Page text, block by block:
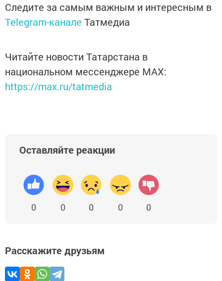
Следите за самым важным и интересным в
Telegram-канале Татмедиа
Читайте новости Татарстана в
национальном мессенджере MАХ:
https://max.ru/tatmedia
Оставляйте реакции
0 0 0 0 0
Расскажите друзьям